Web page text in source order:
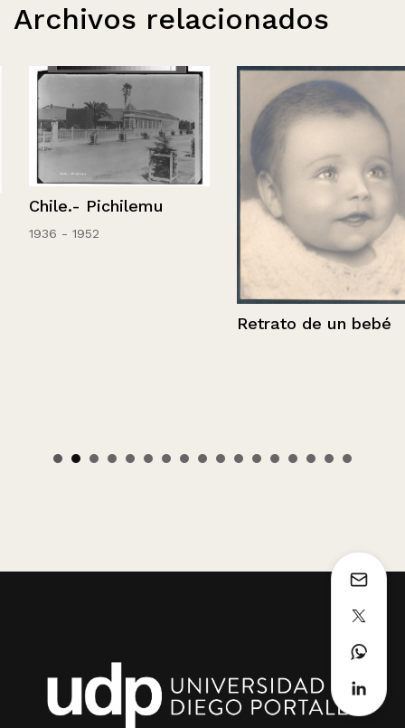
Archivos relacionados
Chile.- Pichilemu
1936 - 1952
Retrato de un bebé